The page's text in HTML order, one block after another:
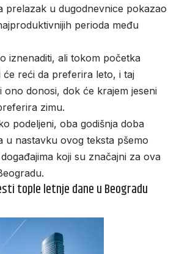
prelazak u dugodnevnice pokazao
perioda među
iznenaditi, ali tokom početka
će reći da preferira leto, i taj
ono donosi, dok će krajem jeseni
zimu.
podeljeni, oba godišnja doba
u nastavku ovog teksta pšemo
koji su značajni za ova
tople letnje dane u Beogradu